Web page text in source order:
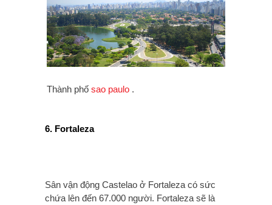
Thành phố sao paulo .
6. Fortaleza
Sân vận động Castelao ở Fortaleza có sức
chứa lên đến 67.000 người. Fortaleza sẽ là